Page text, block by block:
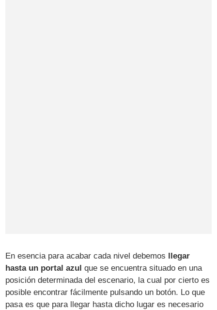
En esencia para acabar cada nivel debemos
llegar
hasta un portal azul que se encuentra situado en una
posición determinada del escenario, la cual por cierto es
posible encontrar fácilmente pulsando un botón. Lo que
pasa es que para llegar hasta dicho lugar es necesario